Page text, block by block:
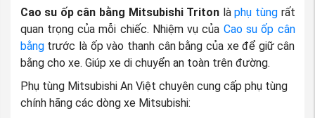
Cao su ốp cân bằng Mitsubishi Triton làphụ tùngrất
quan trọng của mỗi chiếc. Nhiệm vụ của Cao su ốp cân
bằngtrước là ốp vào thanh cân bằng của xe để giữ cân
bằng cho xe. Giúp xe di chuyển an toàn trên đường.
Phụ tùng Mitsubishi An Việt chuyên cung cấp phụ tùng
chính hãng các dòng xe Mitsubishi: